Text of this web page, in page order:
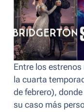
Entre los
la cuarta
de febrero),
su caso más